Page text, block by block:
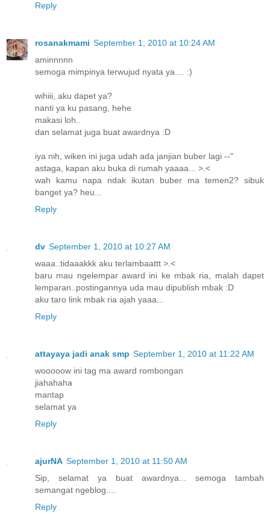
Reply
rosanakmami September 1, 2010 at 10:24 AM
aminnnnn
semoga mimpinya terwujud nyata ya.... :)
wihiii, aku dapet ya?
nanti ya ku pasang, hehe
makasi loh..
dan selamat juga buat awardnya :D
iya nih, wiken ini juga udah ada janjian buber lagi --"
astaga, kapan aku buka di rumah yaaaa... >.<
wah kamu napa ndak ikutan buber ma temen2? sibuk
banget ya? heu...
Reply
dv September 1, 2010 at 10:27 AM
waaa..tidaaakkk aku terlambaattt >.<
baru mau ngelempar award ini ke mbak ria, malah dapet
lemparan..postingannya uda mau dipublish mbak :D
aku taro link mbak ria ajah yaaa...
Reply
attayaya jadi anak smp September 1, 2010 at 11:22 AM
wooooow ini tag ma award rombongan
jiahahaha
mantap
selamat ya
Reply
ajurNA September 1, 2010 at 11:50 AM
Sip, selamat ya buat awardnya... semoga tambah
semangat ngeblog....
Reply